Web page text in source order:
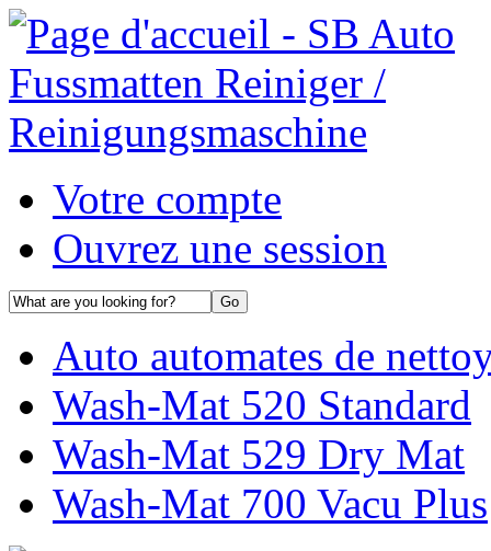
Votre compte
Ouvrez une session
Auto automates de
Wash-Mat 520 Standard
Wash-Mat 529 Dry Mat
Wash-Mat 700 Vacu Plus